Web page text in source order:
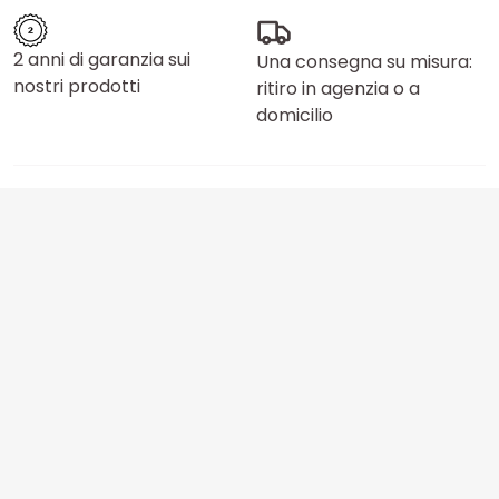
2 anni di garanzia sui
nostri prodotti
Una consegna su misura:
ritiro in agenzia o a
domicilio